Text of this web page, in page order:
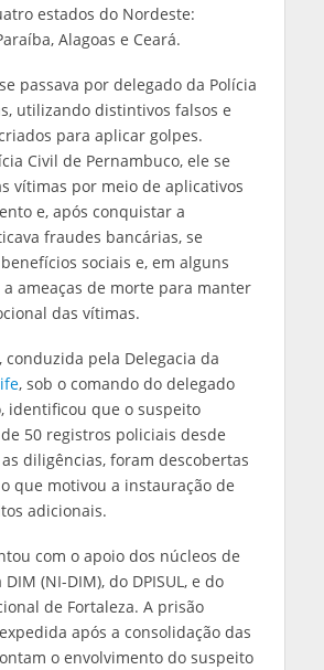
estados do Nordeste:
Alagoas e Ceará.
passava por delegado da Polícia
utilizando distintivos falsos e
para aplicar golpes.
Civil de Pernambuco, ele se
vítimas por meio de aplicativos
e, após conquistar a
fraudes bancárias, se
sociais e, em alguns
a ameaças de morte para manter
das vítimas.
conduzida pela Delegacia da
, sob o comando do delegado
identificou que o suspeito
50 registros policiais desde
diligências, foram descobertas
que motivou a instauração de
adicionais.
com o apoio dos núcleos de
(NI-DIM), do DPISUL, e do
de Fortaleza. A prisão
após a consolidação das
o envolvimento do suspeito